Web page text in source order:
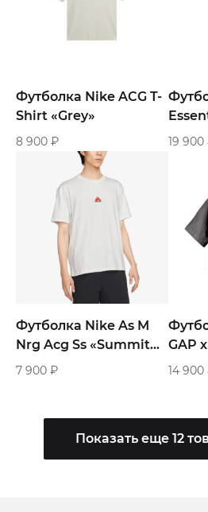
Футболка Nike ACG T-
Shirt «Grey»
8 900 ₽ 19 900
Футболка Nike As M
Nrg Acg Ss «Summit
White»
7 900 ₽
GAP
3/4
14 900
Показать еще 12